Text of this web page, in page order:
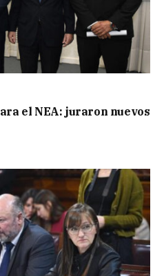
el NEA: juraron nuevos